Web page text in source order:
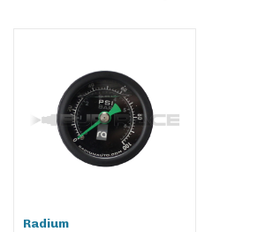
Radium